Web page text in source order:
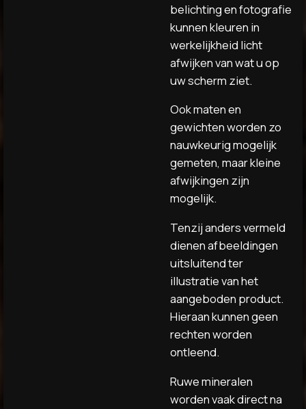
belichting en fotografie
kunnen kleuren in
werkelijkheid licht
afwijken van wat u op
uw scherm ziet.
Ook maten en
gewichten worden zo
nauwkeurig mogelijk
gemeten, maar kleine
afwijkingen zijn
mogelijk.
Tenzij anders vermeld
dienen afbeeldingen
uitsluitend ter
illustratie van het
aangeboden product.
Hieraan kunnen geen
rechten worden
ontleend.
Ruwe mineralen
worden vaak direct na